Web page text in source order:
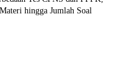
hingga Jumlah Soal